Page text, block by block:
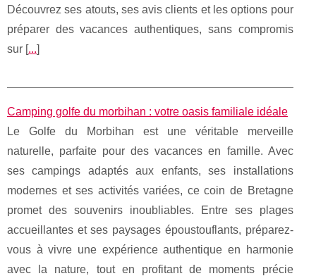
Découvrez ses atouts, ses avis clients et les options pour
préparer des vacances authentiques, sans compromis
sur [...]
Camping golfe du morbihan : votre oasis familiale idéale
Le Golfe du Morbihan est une véritable merveille
naturelle, parfaite pour des vacances en famille. Avec
ses campings adaptés aux enfants, ses installations
modernes et ses activités variées, ce coin de Bretagne
promet des souvenirs inoubliables. Entre ses plages
accueillantes et ses paysages époustouflants, préparez-
vous à vivre une expérience authentique en harmonie
avec la nature, tout en profitant de moments précie